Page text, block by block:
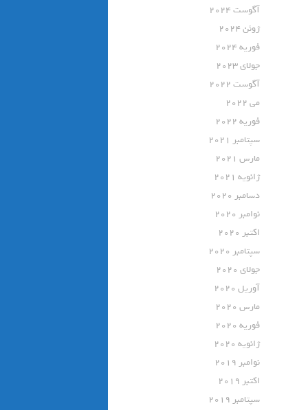
آگوست 2024
ژوئن 2024
فوریه 2024
جولای 2023
آگوست 2022
می 2022
فوریه 2022
سپتامبر 2021
مارس 2021
ژانویه 2021
دسامبر 2020
نوامبر 2020
اکتبر 2020
سپتامبر 2020
جولای 2020
آوریل 2020
مارس 2020
فوریه 2020
ژانویه 2020
نوامبر 2019
اکتبر 2019
سپتامبر 2019